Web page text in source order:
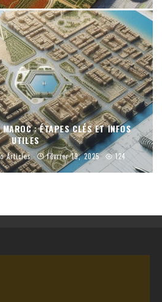
: ÉTAPES CLÉS ET INFOS
UTILES
Articles février 19, 2025 124